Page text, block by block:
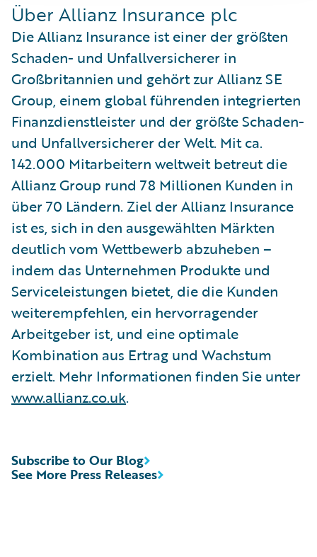
Über Allianz Insurance plc
Die Allianz Insurance ist einer der größten
Schaden- und Unfallversicherer in
Großbritannien und gehört zur Allianz SE
Group, einem global führenden integrierten
Finanzdienstleister und der größte Schaden-
und Unfallversicherer der Welt. Mit ca.
142.000 Mitarbeitern weltweit betreut die
Allianz Group rund 78 Millionen Kunden in
über 70 Ländern. Ziel der Allianz Insurance
ist es, sich in den ausgewählten Märkten
deutlich vom Wettbewerb abzuheben –
indem das Unternehmen Produkte und
Serviceleistungen bietet, die die Kunden
weiterempfehlen, ein hervorragender
Arbeitgeber ist, und eine optimale
Kombination aus Ertrag und Wachstum
erzielt. Mehr Informationen finden Sie unter
www.allianz.co.uk.
See More Press Releases
Subscribe to Our Blog